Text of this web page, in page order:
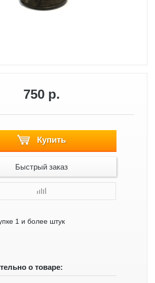
750 р.
Купить
Быстрый заказ
1 и более штук
о товаре: